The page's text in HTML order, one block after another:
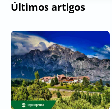
Últimos artigos